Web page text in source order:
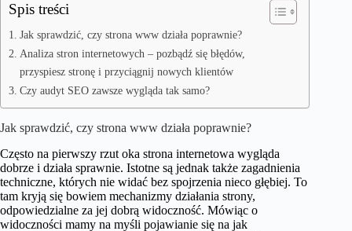
Spis treści
Jak sprawdzić, czy strona www działa poprawnie?
Analiza stron internetowych – pozbądź się błędów,
przyspiesz stronę i przyciągnij nowych klientów
Czy audyt SEO zawsze wygląda tak samo?
Jak sprawdzić, czy strona www działa poprawnie?
Często na pierwszy rzut oka strona internetowa wygląda
dobrze i działa sprawnie. Istotne są jednak także zagadnienia
techniczne, których nie widać bez spojrzenia nieco głębiej. To
tam kryją się bowiem mechanizmy działania strony,
odpowiedzialne za jej dobrą widoczność. Mówiąc o
widoczności mamy na myśli pojawianie się na jak